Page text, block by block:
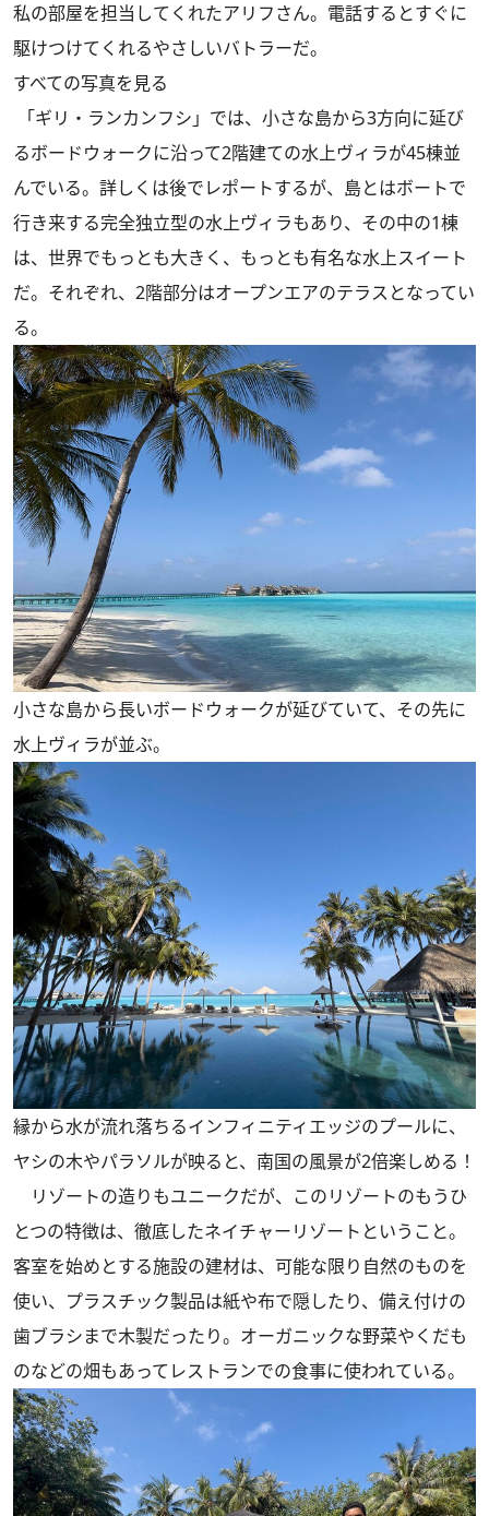
私の部屋を担当してくれたアリフさん。電話するとすぐに
駆けつけてくれるやさしいバトラーだ。
すべての写真を見る
「ギリ・ランカンフシ」では、小さな島から3方向に延び
るボードウォークに沿って2階建ての水上ヴィラが45棟並
んでいる。詳しくは後でレポートするが、島とはボートで
行き来する完全独立型の水上ヴィラもあり、その中の1棟
は、世界でもっとも大きく、もっとも有名な水上スイート
だ。それぞれ、2階部分はオープンエアのテラスとなってい
る。
小さな島から長いボードウォークが延びていて、その先に
水上ヴィラが並ぶ。
縁から水が流れ落ちるインフィニティエッジのプールに、
ヤシの木やパラソルが映ると、南国の風景が2倍楽しめる！
リゾートの造りもユニークだが、このリゾートのもうひ
とつの特徴は、徹底したネイチャーリゾートということ。
客室を始めとする施設の建材は、可能な限り自然のものを
使い、プラスチック製品は紙や布で隠したり、備え付けの
歯ブラシまで木製だったり。オーガニックな野菜やくだも
のなどの畑もあってレストランでの食事に使われている。